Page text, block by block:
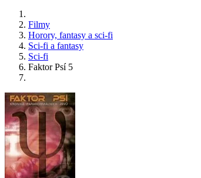
Filmy
Horory, fantasy a sci-fi
Sci-fi a fantasy
Sci-fi
Faktor Psí 5